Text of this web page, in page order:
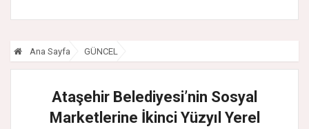
Ana Sayfa GÜNCEL
Ataşehir Belediyesi’nin Sosyal
Marketlerine İkinci Yüzyıl Yerel